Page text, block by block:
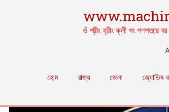
ওঁ শ্রীং হ্রীং ক্লী গং গণপতয়ে বর
হোম রাজ্য জেলা জ্যোতিষ